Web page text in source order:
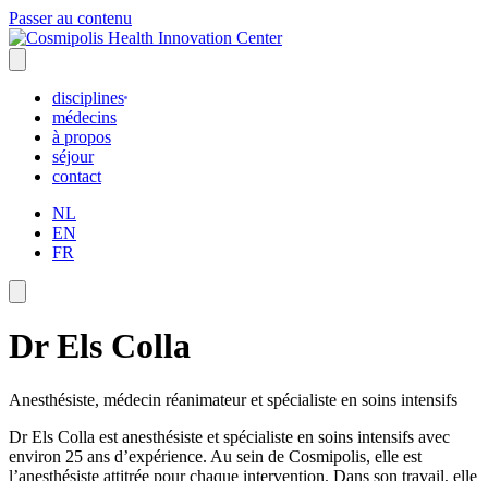
Passer au contenu
disciplines
médecins
à propos
séjour
contact
NL
EN
FR
Dr Els Colla
Anesthésiste, médecin réanimateur et spécialiste en soins intensifs
Dr Els Colla est anesthésiste et spécialiste en soins intensifs avec
environ 25 ans d’expérience. Au sein de Cosmipolis, elle est
l’anesthésiste attitrée pour chaque intervention. Dans son travail, elle